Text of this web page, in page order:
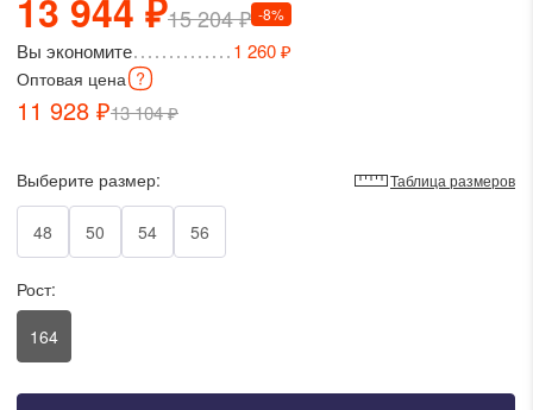
в WhatsApp
в Viber
в Telegram
в Max
колл-центра:
15 204 ₽ -8%
13 944 ₽
Вы экономите 1 260 ₽
Оптовая цена
11 928 ₽13 104 ₽
Выберите размер: Таблица размеров
48 50 54 56
Рост:
164